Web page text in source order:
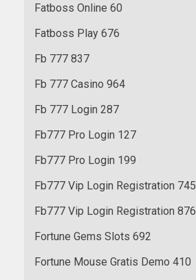
Fatboss Online 60
Fatboss Play 676
Fb 777 837
Fb 777 Casino 964
Fb 777 Login 287
Fb777 Pro Login 127
Fb777 Pro Login 199
Fb777 Vip Login Registration 745
Fb777 Vip Login Registration 876
Fortune Gems Slots 692
Fortune Mouse Gratis Demo 410